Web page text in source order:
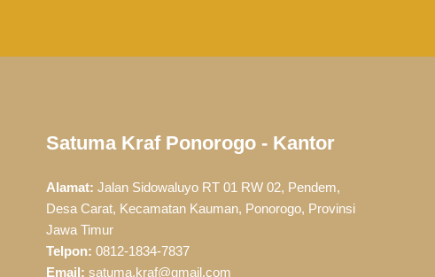
Satuma Kraf Ponorogo - Kantor
Alamat: Jalan Sidowaluyo RT 01 RW 02, Pendem,
Desa Carat, Kecamatan Kauman, Ponorogo, Provinsi
Jawa Timur
Telpon: 0812-1834-7837
Email: satuma.kraf@gmail.com